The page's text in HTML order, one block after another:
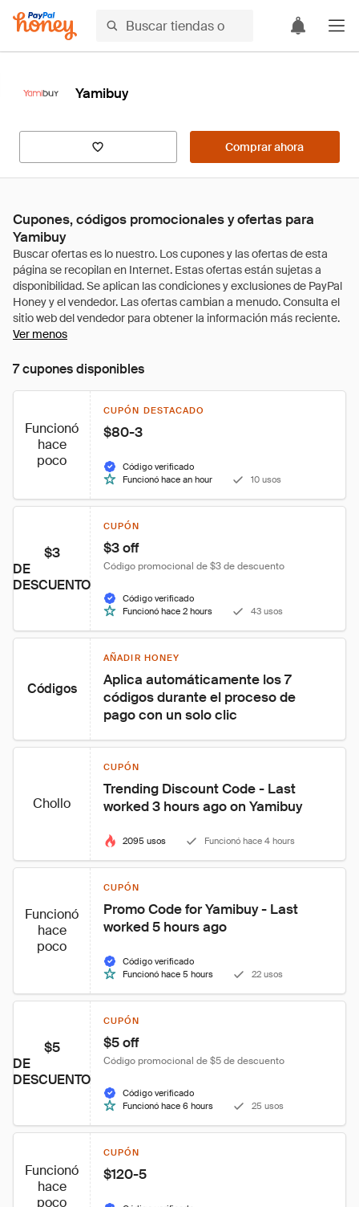
Yamibuy
Comprar ahora
Cupones, códigos promocionales y ofertas para
Yamibuy
Ver menos
7 cupones disponibles
Funcionó
hace
poco
CUPÓN DESTACADO
$80-3
Código verificado
Funcionó hace an hour
10 usos
$3
DE
DESCUENTO
CUPÓN
$3 off
Código promocional de $3 de descuento
Código verificado
Funcionó hace 2 hours
43 usos
Códigos
AÑADIR HONEY
Aplica automáticamente los 7
códigos durante el proceso de
pago con un solo clic
Chollo
CUPÓN
Trending Discount Code - Last
worked 3 hours ago on Yamibuy
2095 usos Funcionó hace 4 hours
Funcionó
hace
poco
CUPÓN
Promo Code for Yamibuy - Last
worked 5 hours ago
Código verificado
Funcionó hace 5 hours
22 usos
$5
DE
DESCUENTO
CUPÓN
$5 off
Código promocional de $5 de descuento
Código verificado
Funcionó hace 6 hours
25 usos
Funcionó
hace
poco
CUPÓN
$120-5